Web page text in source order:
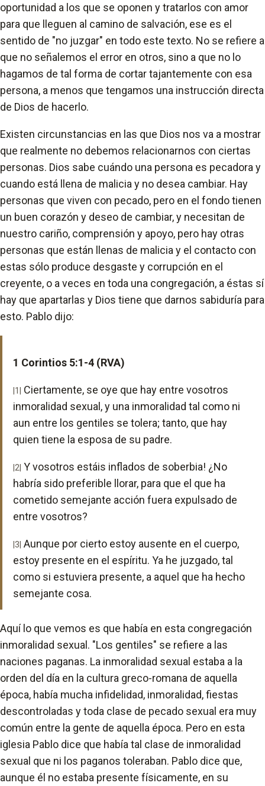
oportunidad a los que se oponen y tratarlos con amor
para que lleguen al camino de salvación, ese es el
sentido de "no juzgar" en todo este texto. No se refiere a
que no señalemos el error en otros, sino a que no lo
hagamos de tal forma de cortar tajantemente con esa
persona, a menos que tengamos una instrucción directa
de Dios de hacerlo.
Existen circunstancias en las que Dios nos va a mostrar
que realmente no debemos relacionarnos con ciertas
personas. Dios sabe cuándo una persona es pecadora y
cuando está llena de malicia y no desea cambiar. Hay
personas que viven con pecado, pero en el fondo tienen
un buen corazón y deseo de cambiar, y necesitan de
nuestro cariño, comprensión y apoyo, pero hay otras
personas que están llenas de malicia y el contacto con
estas sólo produce desgaste y corrupción en el
creyente, o a veces en toda una congregación, a éstas sí
hay que apartarlas y Dios tiene que darnos sabiduría para
esto. Pablo dijo:
1 Corintios 5:1-4 (RVA)
|1|
Ciertamente, se oye que hay entre vosotros
inmoralidad sexual, y una inmoralidad tal como ni
aun entre los gentiles se tolera; tanto, que hay
quien tiene la esposa de su padre.
|2| Y vosotros estáis inflados de soberbia! ¿No
habría sido preferible llorar, para que el que ha
cometido semejante acción fuera expulsado de
entre vosotros?
|3| Aunque por cierto estoy ausente en el cuerpo,
estoy presente en el espíritu. Ya he juzgado, tal
como si estuviera presente, a aquel que ha hecho
semejante cosa.
Aquí lo que vemos es que había en esta congregación
inmoralidad sexual. "Los gentiles" se refiere a las
naciones paganas. La inmoralidad sexual estaba a la
orden del día en la cultura greco-romana de aquella
época, había mucha infidelidad, inmoralidad, fiestas
descontroladas y toda clase de pecado sexual era muy
común entre la gente de aquella época. Pero en esta
iglesia Pablo dice que había tal clase de inmoralidad
sexual que ni los paganos toleraban. Pablo dice que,
aunque él no estaba presente físicamente, en su